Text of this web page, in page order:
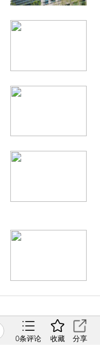
0条评论 收藏 分享